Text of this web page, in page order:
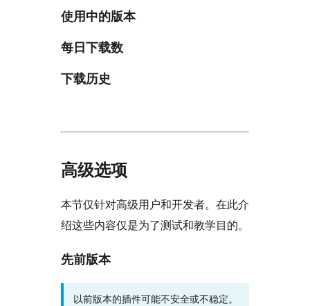
使用中的版本
每日下载数
下载历史
高级选项
本节仅针对高级用户和开发者。在此介
绍这些内容仅是为了测试和教学目的。
先前版本
以前版本的插件可能不安全或不稳定。